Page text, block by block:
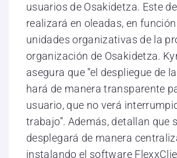
usuarios de Osakidetza. Este
realizará en oleadas, en
unidades organizativas de la
organización de Osakidetza.
asegura que “el despliegue de
hará de manera transparente
usuario, que no verá
trabajo”. Además, detallan que
desplegará de manera
instalando el software